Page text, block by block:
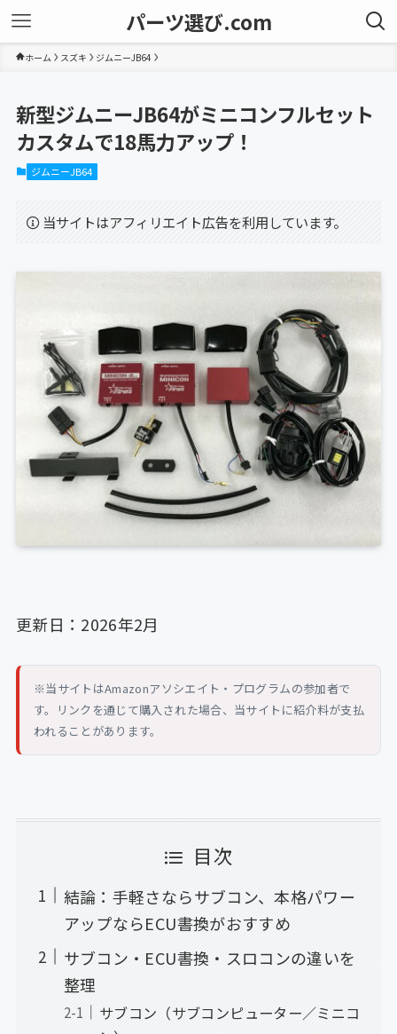
パーツ選び.com
ホーム スズキ ジムニーJB64
新型ジムニーJB64がミニコンフルセット
カスタムで18馬力アップ！
ジムニーJB64
当サイトはアフィリエイト広告を利用しています。
更新日：2026年2月
※当サイトはAmazonアソシエイト・プログラムの参加者で
す。リンクを通じて購入された場合、当サイトに紹介料が支払
われることがあります。
目次
結論：手軽さならサブコン、本格パワー
アップならECU書換がおすすめ
サブコン・ECU書換・スロコンの違いを
整理
サブコン（サブコンピューター／ミニコ